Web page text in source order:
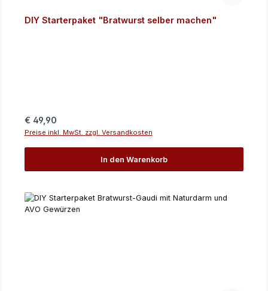
DIY Starterpaket "Bratwurst selber machen"
Regulärer Preis:
€ 49,90
Preise inkl. MwSt. zzgl. Versandkosten
In den Warenkorb